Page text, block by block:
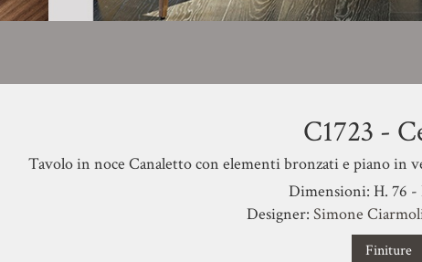
C1723 -
Tavolo in noce Canaletto con elementi bronzati e piano in
Dimensioni: H. 76 -
Designer: Simone
Finiture